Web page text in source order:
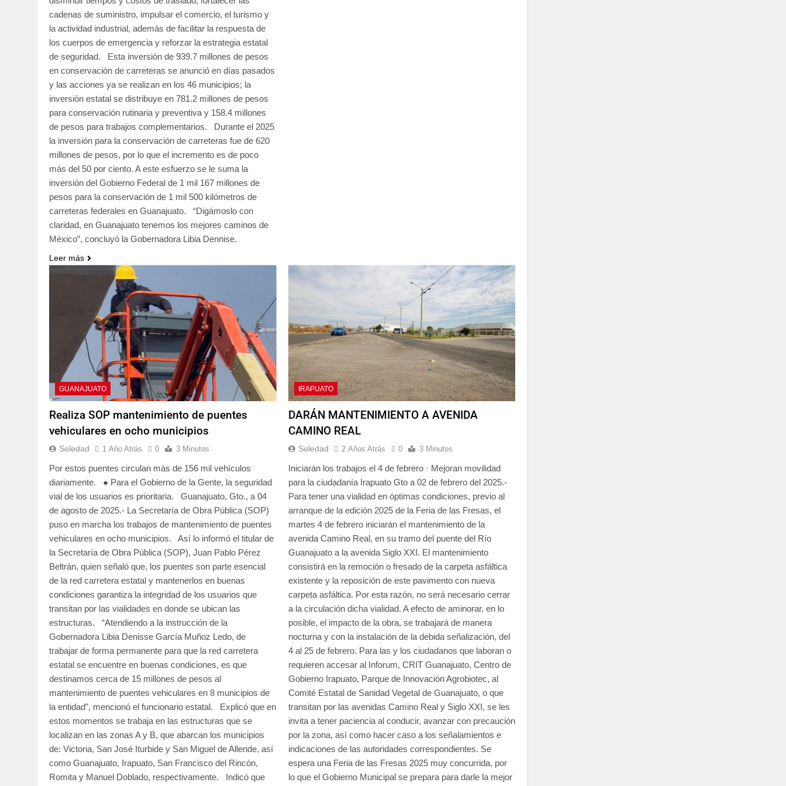
cadenas de suministro, impulsar el comercio, el turismo y
la actividad industrial, además de facilitar la respuesta de
los cuerpos de emergencia y reforzar la estrategia estatal
de seguridad. Esta inversión de 939.7 millones de pesos
en conservación de carreteras se anunció en días pasados
y las acciones ya se realizan en los 46 municipios; la
inversión estatal se distribuye en 781.2 millones de pesos
para conservación rutinaria y preventiva y 158.4 millones
de pesos para trabajos complementarios. Durante el 2025
la inversión para la conservación de carreteras fue de 620
millones de pesos, por lo que el incremento es de poco
más del 50 por ciento. A este esfuerzo se le suma la
inversión del Gobierno Federal de 1 mil 167 millones de
pesos para la conservación de 1 mil 500 kilómetros de
carreteras federales en Guanajuato. “Digámoslo con
claridad, en Guanajuato tenemos los mejores caminos de
México”, concluyó la Gobernadora Libia Dennise.
Leer más
GUANAJUATO
Realiza SOP mantenimiento de puentes
vehiculares en ocho municipios
Soledad 1 Año Atrás 0 3 Minutos
Por estos puentes circulan más de 156 mil vehículos
diariamente. ● Para el Gobierno de la Gente, la seguridad
vial de los usuarios es prioritaria. Guanajuato, Gto., a 04
de agosto de 2025.- La Secretaría de Obra Pública (SOP)
puso en marcha los trabajos de mantenimiento de puentes
vehiculares en ocho municipios. Así lo informó el titular de
la Secretaría de Obra Pública (SOP), Juan Pablo Pérez
Beltrán, quien señaló que, los puentes son parte esencial
de la red carretera estatal y mantenerlos en buenas
condiciones garantiza la integridad de los usuarios que
transitan por las vialidades en donde se ubican las
estructuras. “Atendiendo a la instrucción de la
Gobernadora Libia Denisse García Muñoz Ledo, de
trabajar de forma permanente para que la red carretera
estatal se encuentre en buenas condiciones, es que
destinamos cerca de 15 millones de pesos al
mantenimiento de puentes vehiculares en 8 municipios de
la entidad”, mencionó el funcionario estatal. Explicó que en
estos momentos se trabaja en las estructuras que se
localizan en las zonas A y B, que abarcan los municipios
de: Victoria, San José Iturbide y San Miguel de Allende, así
como Guanajuato, Irapuato, San Francisco del Rincón,
Romita y Manuel Doblado, respectivamente. Indicó que
IRAPUATO
DARÁN MANTENIMIENTO A AVENIDA
CAMINO REAL
Soledad 2 Años Atrás 0 3 Minutos
Iniciarán los trabajos el 4 de febrero · Mejoran movilidad
para la ciudadanía Irapuato Gto a 02 de febrero del 2025.-
Para tener una vialidad en óptimas condiciones, previo al
arranque de la edición 2025 de la Feria de las Fresas, el
martes 4 de febrero iniciarán el mantenimiento de la
avenida Camino Real, en su tramo del puente del Río
Guanajuato a la avenida Siglo XXI. El mantenimiento
consistirá en la remoción o fresado de la carpeta asfáltica
existente y la reposición de este pavimento con nueva
carpeta asfáltica. Por esta razón, no será necesario cerrar
a la circulación dicha vialidad. A efecto de aminorar, en lo
posible, el impacto de la obra, se trabajará de manera
nocturna y con la instalación de la debida señalización, del
4 al 25 de febrero. Para las y los ciudadanos que laboran o
requieren accesar al Inforum, CRIT Guanajuato, Centro de
Gobierno Irapuato, Parque de Innovación Agrobiotec, al
Comité Estatal de Sanidad Vegetal de Guanajuato, o que
transitan por las avenidas Camino Real y Siglo XXI, se les
invita a tener paciencia al conducir, avanzar con precaución
por la zona, así como hacer caso a los señalamientos e
indicaciones de las autoridades correspondientes. Se
espera una Feria de las Fresas 2025 muy concurrida, por
lo que el Gobierno Municipal se prepara para darle la mejor